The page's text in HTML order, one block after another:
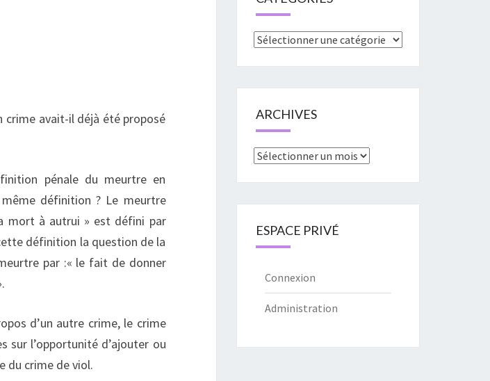
crime avait-il déjà été proposé
pénale du meurtre en
définition ? Le meurtre
mort à autrui » est défini par
définition la question de la
par :« le fait de donner
d’un autre crime, le crime
sur l’opportunité d’ajouter ou
du crime de viol.
Catégories
ARCHIVES
Archives
ESPACE PRIVÉ
Connexion
Administration